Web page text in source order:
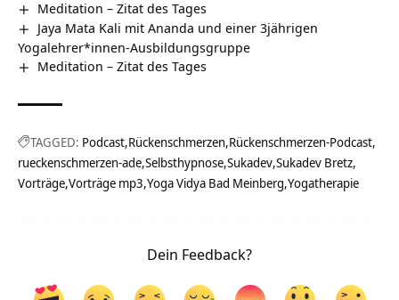
Meditation – Zitat des Tages
Jaya Mata Kali mit Ananda und einer 3jährigen
Yogalehrer*innen-Ausbildungsgruppe
Meditation – Zitat des Tages
TAGGED: Podcast Rückenschmerzen Rückenschmerzen-Podcast
rueckenschmerzen-ade Selbsthypnose Sukadev Sukadev Bretz
Vorträge Vorträge mp3 Yoga Vidya Bad Meinberg Yogatherapie
Dein Feedback?